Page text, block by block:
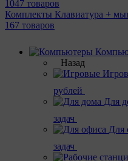
1047 товаров
Комплекты Клавиатура +
167 товаров
Назад
рублей
Для
задач
Для
задач